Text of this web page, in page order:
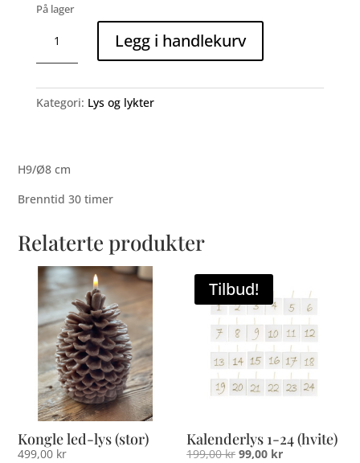
På lager
med
glitter,
lite
Legg i handlekurv
Kategori: Lys og lykter
H9/Ø8 cm
Brenntid 30 timer
Relaterte produkter
Kongle led-lys (stor)
499,00 kr
Tilbud!
Kalenderlys 1-24 (hvite)
199,00kr Opprinnelig
99,00 krNåværende